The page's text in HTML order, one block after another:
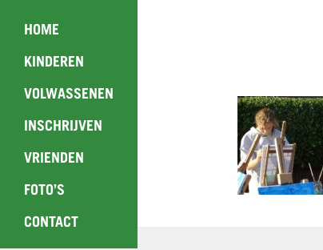
HOME
KINDEREN
VOLWASSENEN
INSCHRIJVEN
VRIENDEN
FOTO’S
CONTACT